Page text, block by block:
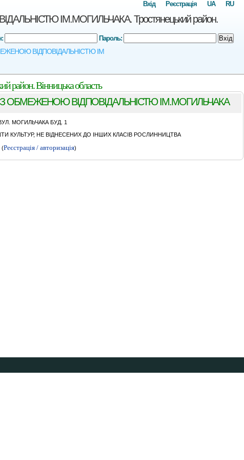
IМ.МОГИЛЬЧАКА. Тростянецький район.
ВIДПОВIДАЛЬНIСТЮ IМ
RU
UA
Реєстрація
Вхід
Пароль: Вхід
Вінницька область
ОБМЕЖЕНОЮ ВIДПОВIДАЛЬНIСТЮ IМ.МОГИЛЬЧАКА
МОГИЛЬЧАКА БУД. 1
КУЛЬТУР, НЕ ВІДНЕСЕНИХ ДО ІНШИХ КЛАСІВ РОСЛИННИЦТВА
(Реєстрація / авторизація)